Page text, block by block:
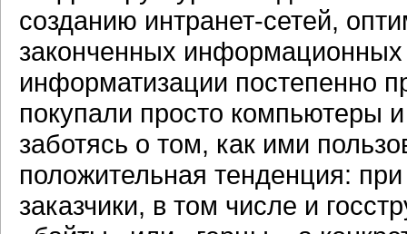
созданию интранет-сетей,
законченных
информатизации постепенно
покупали просто компьютеры
заботясь о том, как ими
положительная тенденция:
заказчики, в том числе и